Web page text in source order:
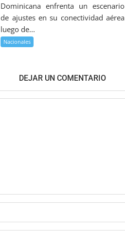
Dominicana enfrenta un escenario
de ajustes en su conectividad aérea
luego de...
Nacionales
DEJAR UN COMENTARIO